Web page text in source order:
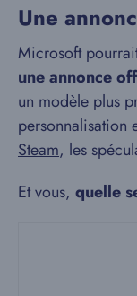
Une
Microsoft
une annonce
un modèle plus
personnalisation
Steam, les
Et vous, quelle